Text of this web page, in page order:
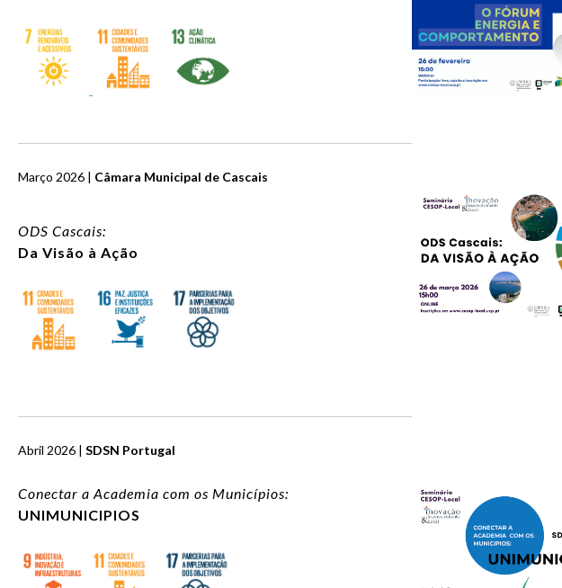
Março 2026 | Câmara Municipal de Cascais
ODS Cascais:
Da Visão à Ação
Abril 2026 | SDSN Portugal
Conectar a Academia com os Municípios:
UNIMUNICIPIOS